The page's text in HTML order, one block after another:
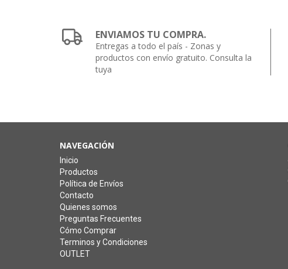
ENVIAMOS TU COMPRA.
Entregas a todo el país - Zonas y
productos con envío gratuito. Consulta la
tuya
NAVEGACIÓN
Inicio
Productos
Política de Envíos
Contacto
Quienes somos
Preguntas Frecuentes
Cómo Comprar
Terminos y Condiciones
OUTLET